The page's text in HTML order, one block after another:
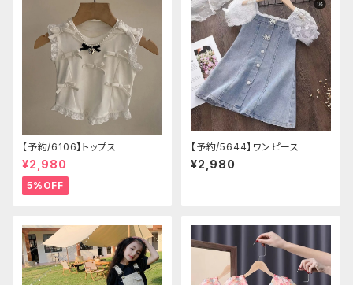
【予約/6106】トップス
¥2,980
5%OFF
【予約/5644】ワンピース
¥2,980